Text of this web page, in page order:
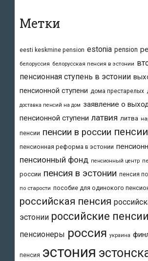
Метки
eesti keskmine pension estonia pension
белоруссия белорусская пенсия в эстонии
пенсионная ступень в эстонии
пенсионной ступени дома престарелых
доставка пенсий на дом заявление о
пенсионной ступени латвия литва
пенсии пенсии в россии
пенсионная реформа в эстонии
пенсионный фонд пенсионный центр
россии пенсия в эстонии пенсия
по старости пособие для одинокого
российская пенсия
эстонии российские пенсии
пенсионеры россия украина
пенсия эстония